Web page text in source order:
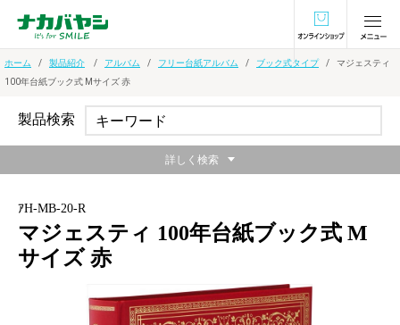
オンラインショ
ホーム 製品紹介 アルバム フリー台紙アルバム ブック式タイプ
マジェスティ
100年台紙ブック式 Mサイズ 赤
ｱH-MB-20-R
マジェスティ 100年台紙ブック式 M
サイズ 赤
製品検索
詳しく検索